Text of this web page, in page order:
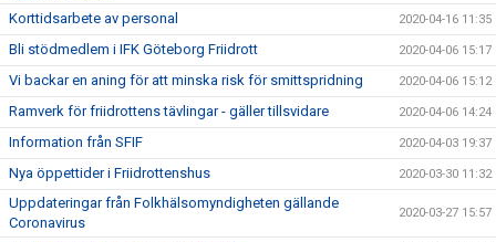
Korttidsarbete av personal 2020-04-16 11:35
Bli stödmedlem i IFK Göteborg Friidrott 2020-04-06 15:17
Vi backar en aning för att minska risk för smittspridning 2020-04-06 15:12
Ramverk för friidrottens tävlingar - gäller tillsvidare 2020-04-06 14:24
Information från SFIF 2020-04-03 19:37
Nya öppettider i Friidrottenshus 2020-03-30 11:32
Uppdateringar från Folkhälsomyndigheten gällande
Coronavirus
2020-03-27 15:57